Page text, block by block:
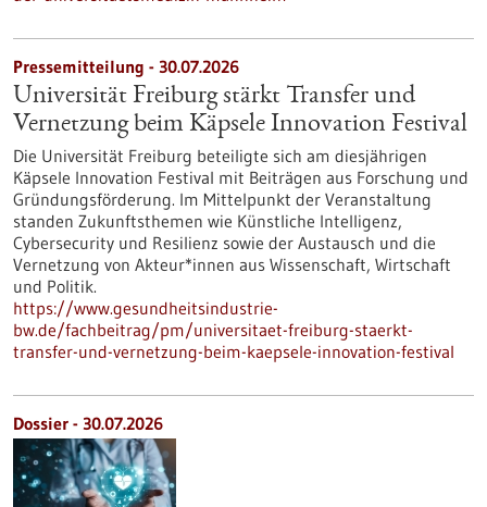
Pressemitteilung - 30.07.2026
Universität Freiburg stärkt Transfer und
Vernetzung beim Käpsele Innovation Festival
Die Universität Freiburg beteiligte sich am diesjährigen
Käpsele Innovation Festival mit Beiträgen aus Forschung und
Gründungsförderung. Im Mittelpunkt der Veranstaltung
standen Zukunftsthemen wie Künstliche Intelligenz,
Cybersecurity und Resilienz sowie der Austausch und die
Vernetzung von Akteur*innen aus Wissenschaft, Wirtschaft
und Politik.
https://www.gesundheitsindustrie-
bw.de/fachbeitrag/pm/universitaet-freiburg-staerkt-
transfer-und-vernetzung-beim-kaepsele-innovation-festival
Dossier - 30.07.2026